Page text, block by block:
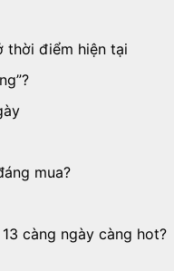
thời điểm hiện tại
mua?
càng ngày càng hot?